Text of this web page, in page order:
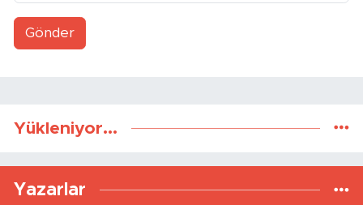
Gönder
Yükleniyor...
Yazarlar